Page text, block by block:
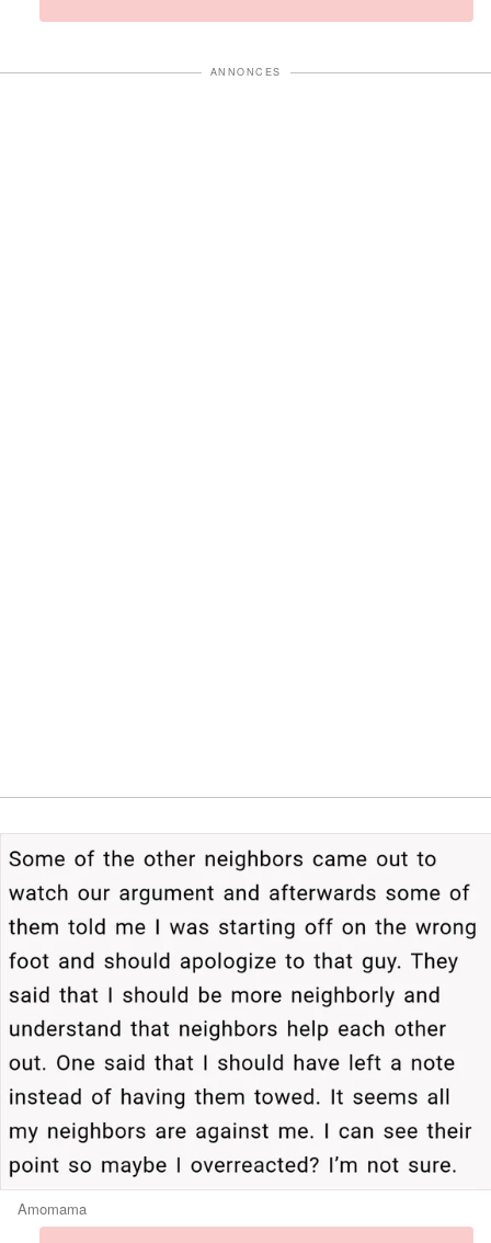
ANNONCES
Amomama